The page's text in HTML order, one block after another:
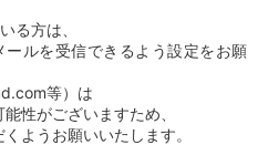
る方は、
ルを受信できるよう設定をお願
等）は
性がございますため、
ようお願いいたします。